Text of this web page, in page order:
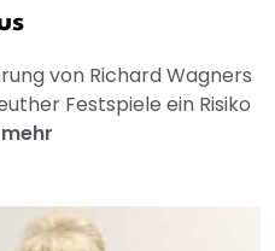
von Richard Wagners
Festspiele ein Risiko
mehr